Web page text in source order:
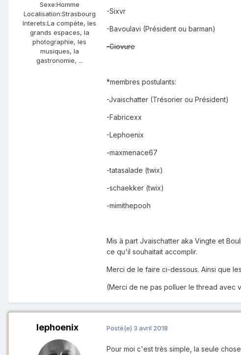
Sexe:Homme
Localisation:Strasbourg
Interets:La compète, les
grands espaces, la
photographie, les
musiques, la
gastronomie, ...
-Sixvr
-Bavoulavi (Président ou barman)
-Giovure
*membres postulants:
-Jvaischatter (Trésorier ou Président)
-Fabricexx
-Lephoenix
-maxmenace67
-tatasalade (twix)
-schaekker (twix)
-mimithepooh
Mis à part Jvaischatter aka Vingte et
ce qu'il souhaitait accomplir.
Merci de le faire ci-dessous. Ainsi que
(Merci de ne pas polluer le thread avec
lephoenix Posté(e) 3 avril 2018
Pour moi c'est très simple, la seule